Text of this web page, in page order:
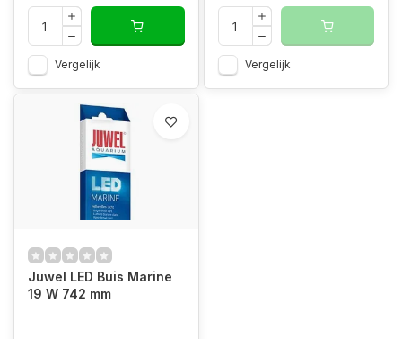
Vergelijk Vergelijk
Juwel LED Buis Marine
19 W 742 mm